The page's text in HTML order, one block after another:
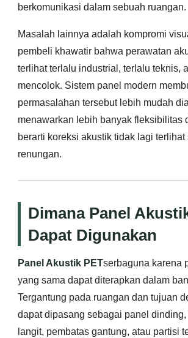
berkomunikasi dalam sebuah ruangan.
Masalah lainnya adalah kompromi
pembeli khawatir bahwa perawatan
terlihat terlalu industrial, terlalu teknis,
mencolok. Sistem panel modern
permasalahan tersebut lebih mudah
menawarkan lebih banyak fleksibilitas
berarti koreksi akustik tidak lagi terlihat
renungan.
Dimana Panel
Dapat Digunakan
Panel Akustik PETserbaguna karena
yang sama dapat diterapkan dalam
Tergantung pada ruangan dan tujuan
dapat dipasang sebagai panel
langit, pembatas gantung, atau partisi